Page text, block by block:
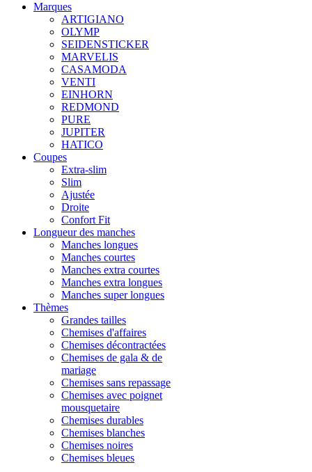
Marques
ARTIGIANO
OLYMP
SEIDENSTICKER
MARVELIS
CASAMODA
VENTI
EINHORN
REDMOND
PURE
JUPITER
HATICO
Coupes
Extra-slim
Slim
Ajustée
Droite
Confort Fit
Longueur des manches
Manches longues
Manches courtes
Manches extra courtes
Manches extra longues
Manches super longues
Thèmes
Grandes tailles
Chemises d'affaires
Chemises décontractées
Chemises de gala & de
mariage
Chemises sans repassage
Chemises avec poignet
mousquetaire
Chemises durables
Chemises blanches
Chemises noires
Chemises bleues